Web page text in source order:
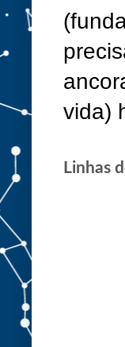
vida)
Linhas